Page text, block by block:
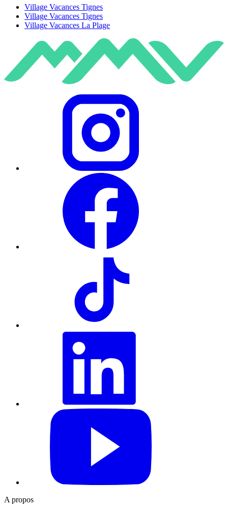
Village Vacances Tignes
Village Vacances Tignes
Village Vacances La Plage
A propos